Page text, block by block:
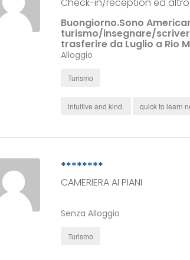
Buongiorno.Sono
turismo/insegnare/
trasferire da Luglio a Rio
Alloggio
Turismo
intuitive and kind. quick to learn
********
CAMERIERA AI PIANI
Senza Alloggio
Turismo